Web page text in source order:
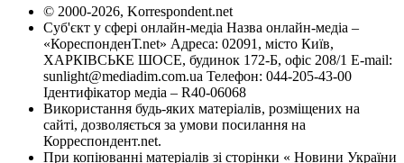
© 2000-2026, Korrespondent.net
Суб'єкт у сфері онлайн-медіа Назва онлайн-медіа –
«КореспонденТ.net» Адреса: 02091, місто Київ,
ХАРКІВСЬКЕ ШОСЕ, будинок 172-Б, офіс 208/1 E-mail:
sunlight@mediadim.com.ua Телефон: 044-205-43-00
Ідентифікатор медіа – R40-06068
Використання будь-яких матеріалів, розміщених на
сайті, дозволяється за умови посилання на
Корреспондент.net.
При копіюванні матеріалів зі сторінки « Новини України